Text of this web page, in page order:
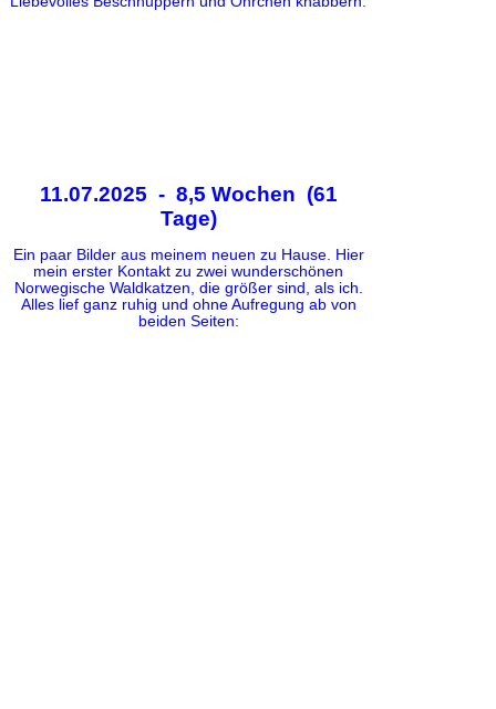
11.07.2025 - 8,5 Wochen (61
Tage)
Ein paar Bilder aus meinem neuen zu Hause. Hier
mein erster Kontakt zu zwei wunderschönen
Norwegische Waldkatzen, die größer sind, als ich.
Alles lief ganz ruhig und ohne Aufregung ab von
beiden Seiten: